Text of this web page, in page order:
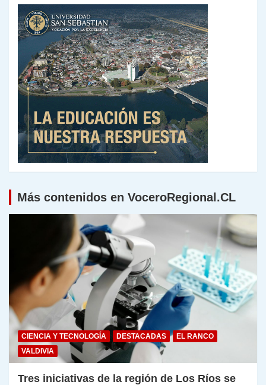
Más contenidos en VoceroRegional.CL
CIENCIA Y TECNOLOGÍA DESTACADAS
EL RANCO
VALDIVIA
Tres iniciativas de la región de Los Ríos se